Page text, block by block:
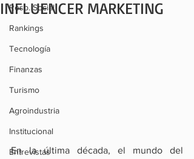
Resp. Social
Rankings
Tecnología
Finanzas
Turismo
Agroindustria
Institucional
Entrevistas
INFLUENCER MARKETING
En la última década, el mundo del